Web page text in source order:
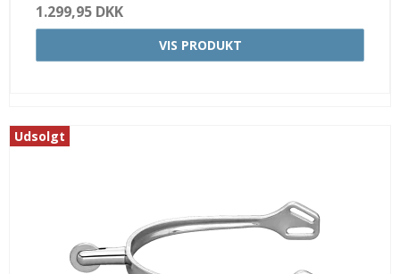
1.299,95 DKK
VIS PRODUKT
Udsolgt